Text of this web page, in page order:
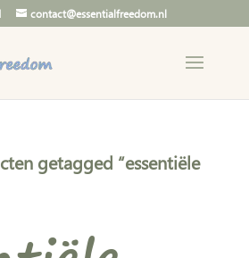
contact@essentialfreedom.nl
getagged “essentiële